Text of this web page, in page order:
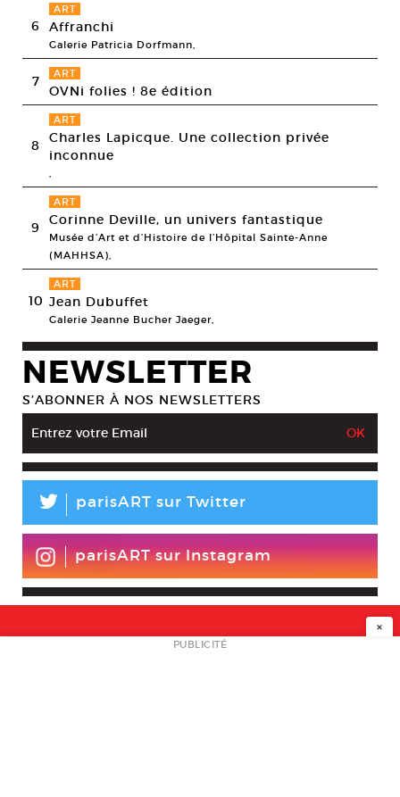
6
ART
Affranchi
Galerie Patricia Dorfmann,
7 ART
OVNi folies ! 8e édition
8
ART
Charles Lapicque. Une collection privée
inconnue
,
9
ART
Corinne Deville, un univers fantastique
Musée d’Art et d’Histoire de l’Hôpital Sainte-Anne
(MAHHSA),
10
ART
Jean Dubuffet
Galerie Jeanne Bucher Jaeger,
NEWSLETTER
S’ABONNER À NOS NEWSLETTERS
L parisART sur Twitter
parisART sur Instagram
NEWSLETTER
×
PUBLICITÉ